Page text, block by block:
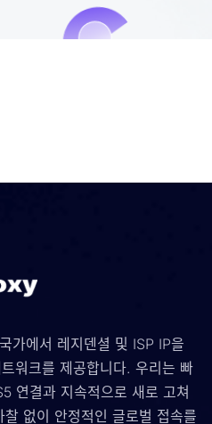
가에서 레지덴셜 및 ISP IP을
워크를 제공합니다. 우리는 빠
연결과 지속적으로 새로 고쳐
없이 안정적인 글로벌 접속를